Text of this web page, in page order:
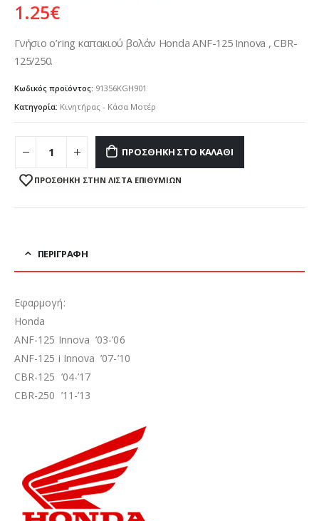
1.25€
Γνήσιο o’ring καπακιού βολάν Honda ANF-125 Innova , CBR-
125/250.
Κωδικός προϊόντος: 91356KGH901
Κατηγορία: Κινητήρας - Κάσα Μοτέρ
ΠΡΟΣΘΉΚΗ ΣΤΟ ΚΑΛΆΘΙ
ΠΡΌΣΘΉΚΗ ΣΤΗΝ ΛΊΣΤΑ ΕΠΙΘΥΜΙΏΝ
ΠΕΡΙΓΡΑΦΉ
Εφαρμογή:
Honda
ANF-125 Innova ’03-’06
ANF-125 i Innova ’07-’10
CBR-125 ’04-’17
CBR-250 ’11-’13